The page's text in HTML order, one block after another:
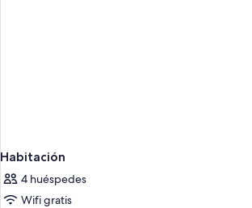
Habitación
4 huéspedes
Wifi gratis